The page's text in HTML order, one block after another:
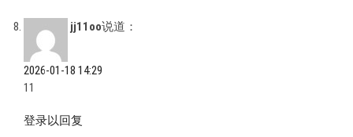
jj11oo说道：
2026-01-18 14:29
11
登录以回复